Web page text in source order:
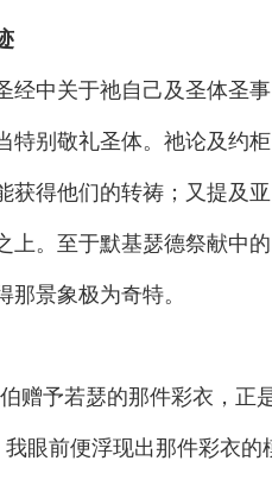
经中关于祂自己及圣体圣
特别敬礼圣体。祂论及约
得他们的转祷；又提及
上。至于默基瑟德祭献中
景象极为奇特。
赠予若瑟的那件彩衣，正
我眼前便浮现出那件彩衣